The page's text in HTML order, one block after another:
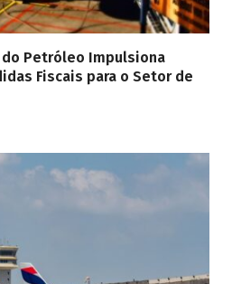
Petróleo Impulsiona
Fiscais para o Setor de